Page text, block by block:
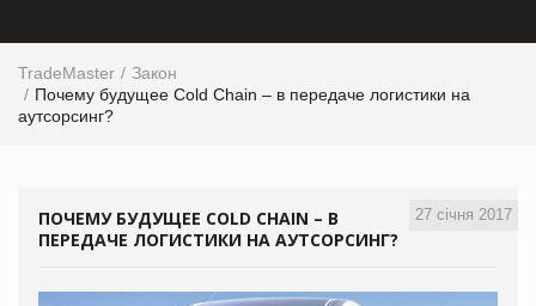
TradeMaster
Закон
Почему будущее Сold Chain – в передаче логистики на
аутсорсинг?
27 січня 2017
ПОЧЕМУ БУДУЩЕЕ СOLD CHAIN – В
ПЕРЕДАЧЕ ЛОГИСТИКИ НА АУТСОРСИНГ?